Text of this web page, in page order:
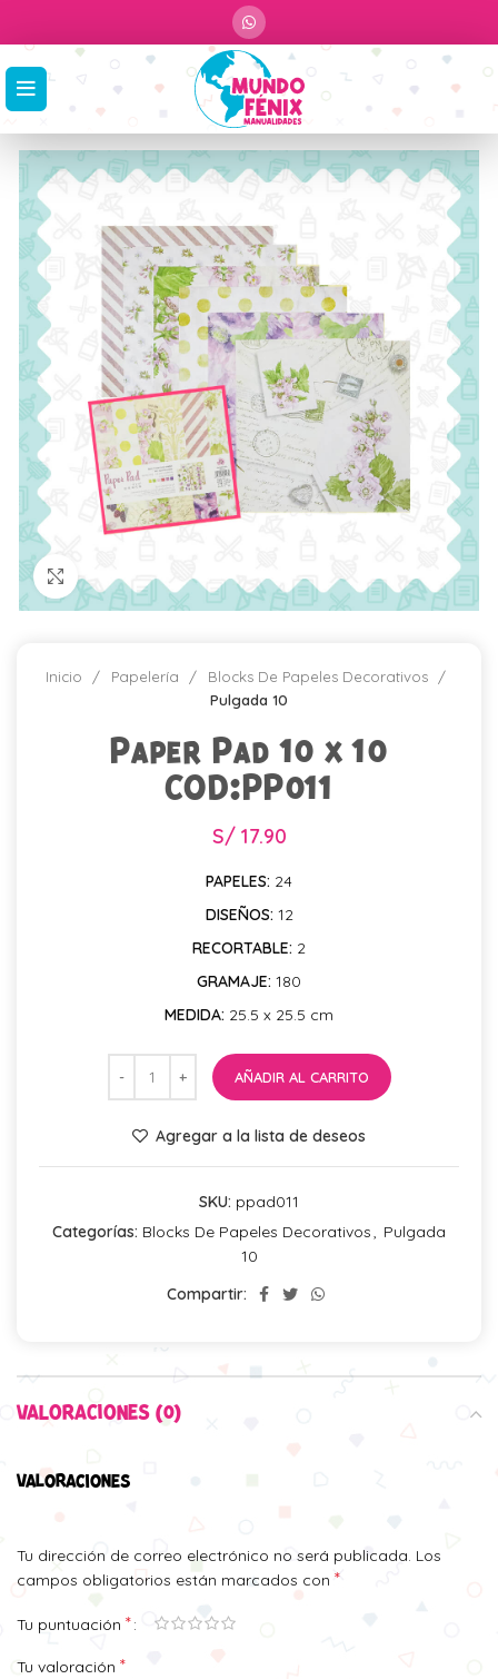
Click para agrandar
Inicio Papelería
Blocks De Papeles Decorativos
Pulgada 10
Paper Pad 10 x 10
COD:PP011
S/17.90
PAPELES: 24
DISEÑOS: 12
RECORTABLE: 2
GRAMAJE: 180
MEDIDA: 25.5 x 25.5 cm
AÑADIR AL CARRITO
Agregar a la lista de deseos
SKU: ppad011
Categorías: Blocks De Papeles Decorativos, Pulgada
10
Compartir:
VALORACIONES (0)
VALORACIONES
Tu dirección de correo electrónico no será publicada. Los
campos obligatorios están marcados con *
Tu puntuación *
Tu valoración *